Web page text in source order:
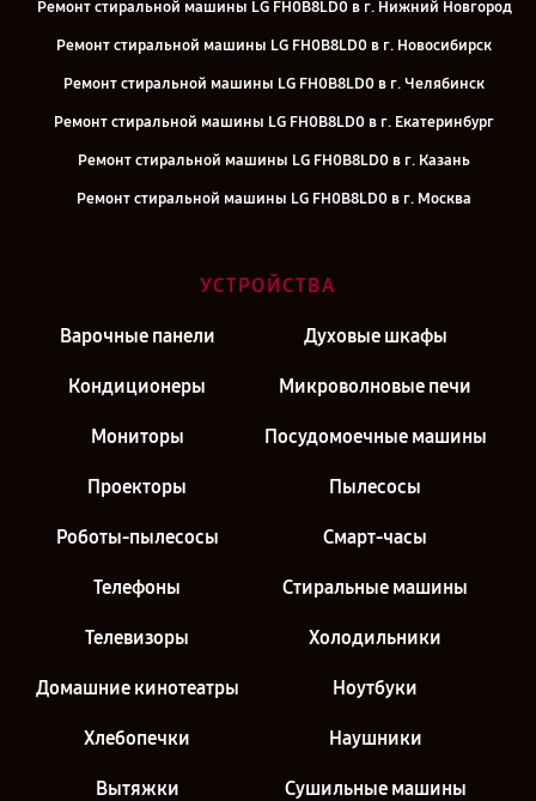
Ремонт стиральной машины LG FH0B8LD0 в г. Нижний Новгород
Ремонт стиральной машины LG FH0B8LD0 в г. Новосибирск
Ремонт стиральной машины LG FH0B8LD0 в г. Челябинск
Ремонт стиральной машины LG FH0B8LD0 в г. Екатеринбург
Ремонт стиральной машины LG FH0B8LD0 в г. Казань
Ремонт стиральной машины LG FH0B8LD0 в г. Москва
УСТРОЙСТВА
Варочные панели Духовые шкафы
Кондиционеры Микроволновые печи
Мониторы Посудомоечные машины
Проекторы Пылесосы
Роботы-пылесосы Смарт-часы
Телефоны Стиральные машины
Телевизоры Холодильники
Домашние кинотеатры Ноутбуки
Хлебопечки Наушники
Вытяжки Сушильные машины